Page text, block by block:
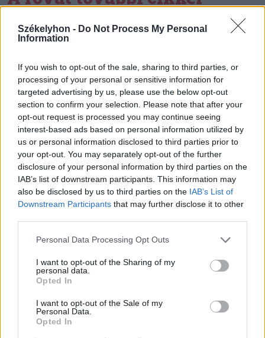
Székelyhon - Do Not Process My Personal
Information
If you wish to opt-out of the sale, sharing to third parties, or
processing of your personal or sensitive information for
targeted advertising by us, please use the below opt-out
section to confirm your selection. Please note that after your
opt-out request is processed you may continue seeing
interest-based ads based on personal information utilized by
us or personal information disclosed to third parties prior to
your opt-out. You may separately opt-out of the further
disclosure of your personal information by third parties on the
IAB’s list of downstream participants. This information may
also be disclosed by us to third parties on the IAB’s List of
Downstream Participants that may further disclose it to other
Personal Data Processing Opt Outs
I want to opt-out of the Sharing of my
personal data.
Opted In
I want to opt-out of the Sale of my
Personal Data.
Opted In
A közvilágításon spórol a